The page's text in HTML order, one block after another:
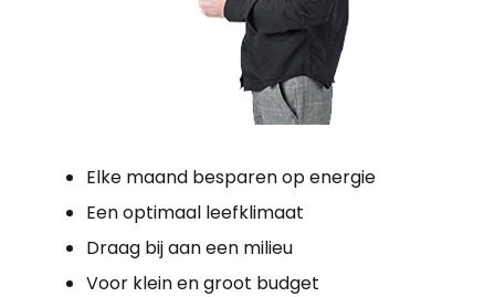
Elke maand besparen op energie
Een optimaal leefklimaat
Draag bij aan een milieu
Voor klein en groot budget